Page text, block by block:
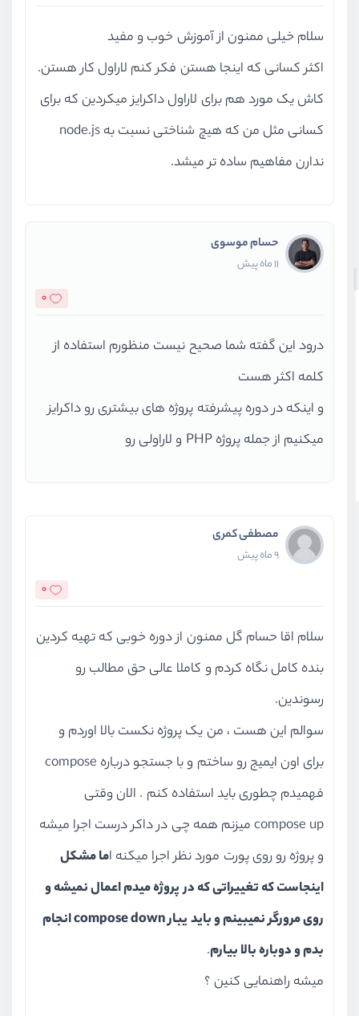
منتشر کنند و برنامه‌ها را راحت‌تر مدیریت کنند.
شرکت‌های بزرگ و شناخته‌شده‌ای مانند گوگل (Google)،
آمازون (Amazon)، نتفلیکس (Netflix)، مایکروسافت
(Microsoft)، اسپاتیفای (Spotify)، اوبر (Uber)، و پی‌پال
(PayPal) به طور گسترده از داکر استفاده می‌کنند. به عنوان
سریع هزاران میکروسرویس استفاده می‌کنند تا خدماتشان
پایدار و سریع باشد. آمازون و گوگل نیز از داکر برای اجرای
علاوه بر شرکت‌های بزرگ، بسیاری از استارتاپ‌ها و شرکت‌های
کوچک نیز از داکر استفاده می‌کنند؛ چون این ابزار به آن‌ها
کمک می‌کند هزینه‌هایشان کاهش یابد، فرایند توسعه
سریع‌تر انجام شود و کارایی تیم‌ها بالا برود. در نتیجه،
شده است.
این دوره برای چه کسانی مناسب است؟
برنامه‌نویسان و توسعه‌دهندگان نرم‌افزار:افرادی که
در توسعه و استقرار برنامه‌ها دخیل‌اند و نیاز به
مدیریت بهتر وابستگی‌ها و نسخه‌بندی دارند.
مدیران سیستم و مدیران DevOps
: افرادی که
مسئولیت استقرار برنامه‌ها در سرورها و مدیریت
منابع را بر عهده دارند.
تیم‌های QA و تست:
متخصصانی که برای تست
نرم‌افزار نیاز به محیط‌های ایزوله و کاملاً
شبیه‌سازی‌شده دارند.
تیم‌های عملیاتی و پشتیبانی (Ops Teams):
که وظیفه نگهداری و مدیریت سرویس‌ها در
سلام خیلی ممنون از آموزش خوب و مفید
اکثر کسانی که اینجا هستن فکر کنم لاراول کار هستن.
کاش یک مورد هم برای لاراول داکرایز میکردین که برای
کسانی مثل من که هیچ شناختی نسبت به node.js
ندارن مفاهیم ساده تر میشد.
حسام موسوی
11 ماه پیش
0
درود این گفته شما صحیح نیست منظورم استفاده از
کلمه اکثر هست
و اینکه در دوره پیشرفته پروژه های بیشتری رو داکرایز
میکنیم از جمله پروژه PHP و لاراولی رو
مصطفی کمری
9 ماه پیش
0
سلام اقا حسام گل ممنون از دوره خوبی که تهیه کردین
بنده کامل نگاه کردم و کاملا عالی حق مطالب رو
رسوندین.
سوالم این هست ، من یک پروژه نکست بالا اوردم و
برای اون ایمیج رو ساختم و با جستجو درباره compose
فهمیدم چطوری باید استفاده کنم . الان وقتی
compose up میزنم همه چی در داکر درست اجرا میشه
و پروژه رو روی پورت مورد نظر اجرا میکنه اما مشکل
اینجاست که تغییراتی که در پروژه میدم اعمال نمیشه و
روی مرورگر نمیبینم و باید یبار compose down انجام
بدم و دوباره بالا بیارم.
میشه راهنمایی کنین ؟